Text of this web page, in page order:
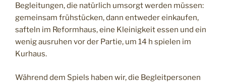
Begleitungen, die natürlich umsorgt werden müssen:
gemeinsam frühstücken, dann entweder einkaufen,
safteln im Reformhaus, eine Kleinigkeit essen und ein
wenig ausruhen vor der Partie, um 14 h spielen im
Kurhaus.
Während dem Spiels haben wir, die Begleitpersonen